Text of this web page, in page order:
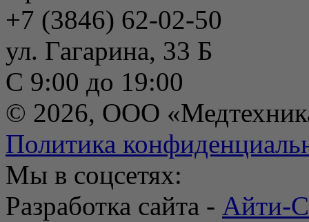
+7 (3846) 62-02-50
ул. Гагарина, 33 Б
С 9:00 до 19:00
© 2026, ООО
Политика
Мы в соцсетях:
Разработка сайта - Айти-